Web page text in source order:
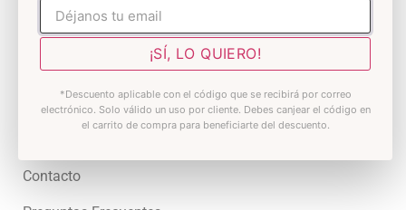
Premios
Atención al cliente
Contacto
No rellenar
¡SÍ, LO QUIERO!
*Descuento aplicable con el código que se recibirá por correo
electrónico. Solo válido un uso por cliente. Debes canjear el código en
el carrito de compra para beneficiarte del descuento.